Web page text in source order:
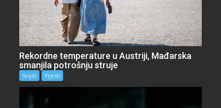
Rekordne temperature u Austriji, Mađarska
smanjila potrošnju struje
Svijet Vijesti